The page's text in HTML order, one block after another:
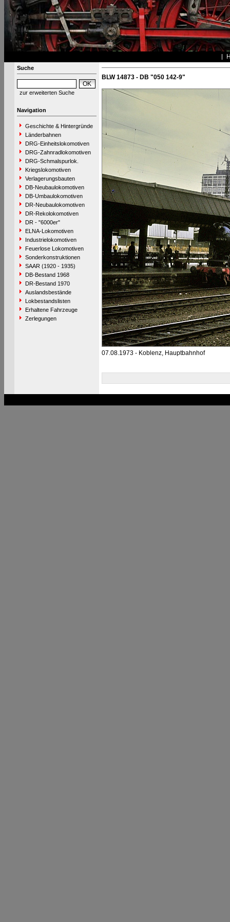
Suche
zur erweiterten Suche
Navigation
Geschichte & Hintergründe
Länderbahnen
DRG-Einheitslokomotiven
DRG-Zahnradlokomotiven
DRG-Schmalspurlok.
Kriegslokomotiven
Verlagerungsbauten
DB-Neubaulokomotiven
DB-Umbaulokomotiven
DR-Neubaulokomotiven
DR-Rekolokomotiven
DR - "6000er"
ELNA-Lokomotiven
Industrielokomotiven
Feuerlose Lokomotiven
Sonderkonstruktionen
SAAR (1920 - 1935)
DB-Bestand 1968
DR-Bestand 1970
Auslandsbestände
Lokbestandslisten
Erhaltene Fahrzeuge
Zerlegungen
BLW 14873 - DB "050 142-9"
07.08.1973 - Koblenz, Hauptbahnhof